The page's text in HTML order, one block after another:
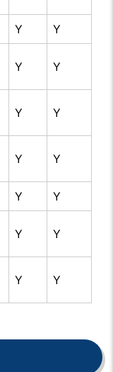
Y Y
Y Y
Y Y
Y Y
Y Y
Y Y
Y Y